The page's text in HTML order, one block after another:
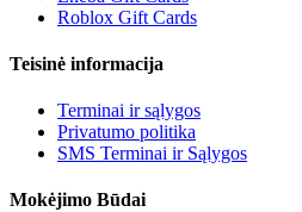
Roblox Gift Cards
Teisinė informacija
Terminai ir sąlygos
Privatumo politika
SMS Terminai ir Sąlygos
Mokėjimo Būdai